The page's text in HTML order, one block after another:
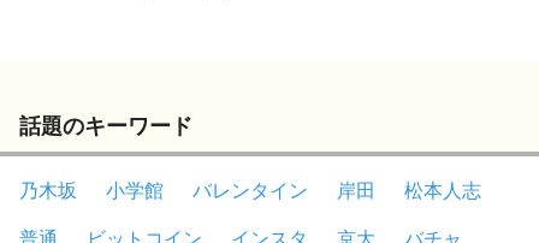
話題のキーワード
乃木坂 小学館 バレンタイン 岸田
松本人志
普通
ビットコイン インスタ 京大
バチャ